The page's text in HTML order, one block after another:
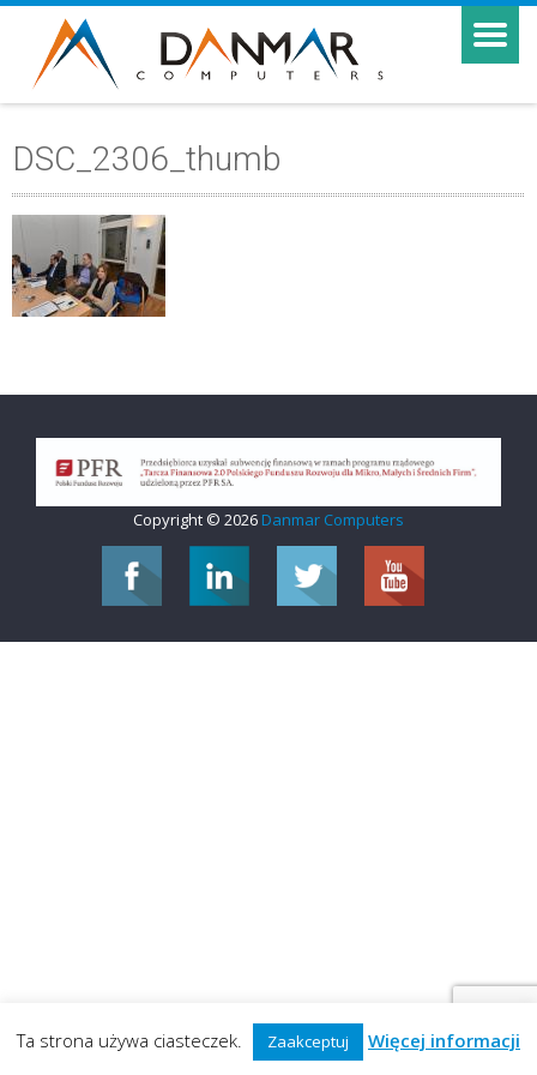
DSC_2306_thumb
Copyright © 2026 Danmar Computers
Ta strona używa ciasteczek. Zaakceptuj Więcej informacji